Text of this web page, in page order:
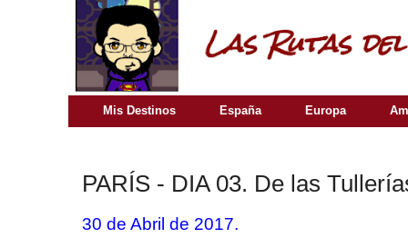
Mis Destinos España Europa
PARÍS - DIA 03. De las
30 de Abril de 2017.